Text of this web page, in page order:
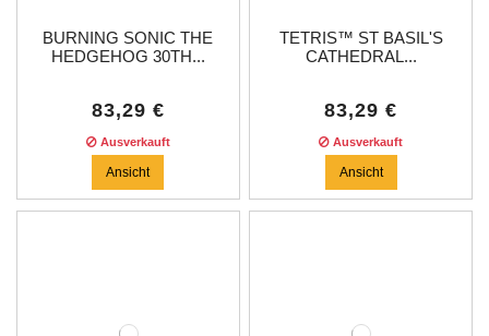
BURNING SONIC THE
HEDGEHOG 30TH...
83,29 €
Ausverkauft
Ansicht
TETRIS™ ST BASIL'S
CATHEDRAL...
83,29 €
Ausverkauft
Ansicht